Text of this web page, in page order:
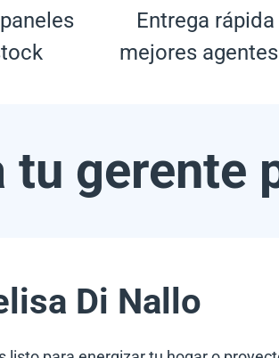
Entrega
mejores
tu gerente
Di Nallo